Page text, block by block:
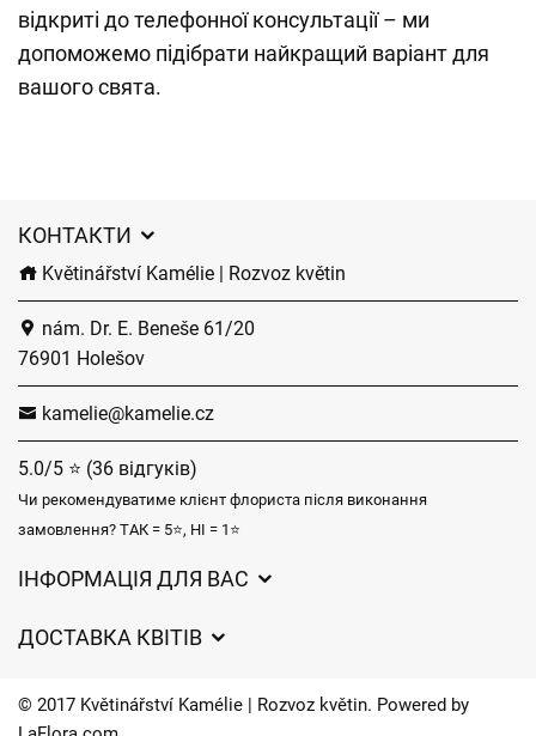
відкриті до телефонної консультації – ми
допоможемо підібрати найкращий варіант для
вашого свята.
КОНТАКТИ
Květinářství Kamélie | Rozvoz květin
nám. Dr. E. Beneše 61/20
76901 Holešov
kamelie@kamelie.cz
5.0/5 ⭐ (36 відгуків)
Чи рекомендуватиме клієнт флориста після виконання
замовлення? ТАК = 5⭐, НІ = 1⭐
ІНФОРМАЦІЯ ДЛЯ ВАС
Захист персональних даних
Час доставки квітів – огляд можливостей
ДОСТАВКА КВІТІВ
Куди ми доставляємо квіти
© 2017 Květinářství Kamélie | Rozvoz květin. Powered by